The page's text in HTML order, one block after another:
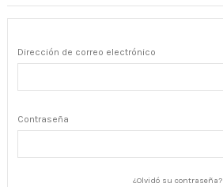
Dirección de correo electrónico
Contraseña
¿Olvidó su contraseña?